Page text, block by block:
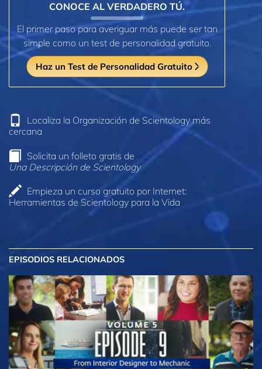
CONOCE AL VERDADERO TÚ.
El primer paso para averiguar más puede ser tan
simple como un test de personalidad gratuito.
Haz un Test de Personalidad Gratuito
Localiza la Organización de Scientology más
cercana
Solicita un folleto gratis de
Una Descripción de Scientology
Empieza un curso gratuito por Internet:
Herramientas de Scientology para la Vida
EPISODIOS RELACIONADOS